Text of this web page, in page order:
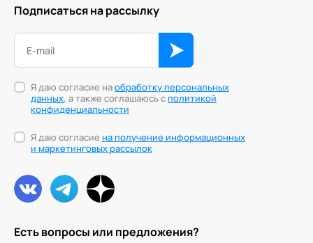
Есть вопросы или предложения?
Подписаться на рассылку
Я даю согласие наобработку персональных
данных, а также соглашаюсь сполитикой
конфиденциальности
Я даю согласие на получение информационных
и маркетинговых рассылок